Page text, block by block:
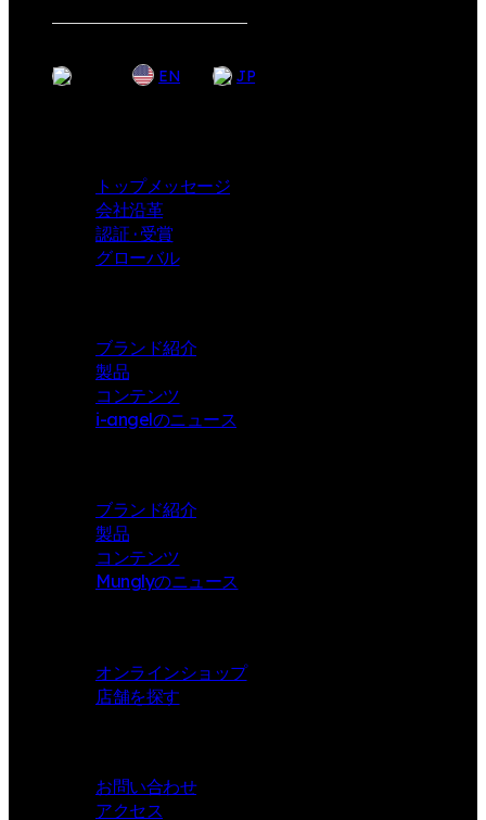
EN JP
トップメッセージ
会社沿革
認証 · 受賞
グローバル
ブランド紹介
製品
コンテンツ
i-angelのニュース
ブランド紹介
製品
コンテンツ
Munglyのニュース
オンラインショップ
店舗を探す
お問い合わせ
アクセス